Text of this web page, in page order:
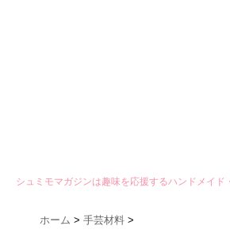
シュミモマガジンは趣味を応援するハンドメイド
ホーム > 手芸材料 >